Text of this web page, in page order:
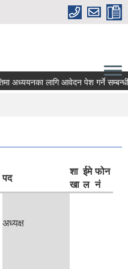
अध्ययनका लागि आवेदन पेश गर्ने सम्बन्धी
पद
शा
खा
ईमे
ल
फोन
नं
अध्यक्ष